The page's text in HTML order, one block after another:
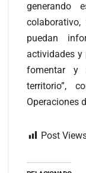
generando
puedan
actividades y
fomentar y
territorio”,
Operaciones
Post